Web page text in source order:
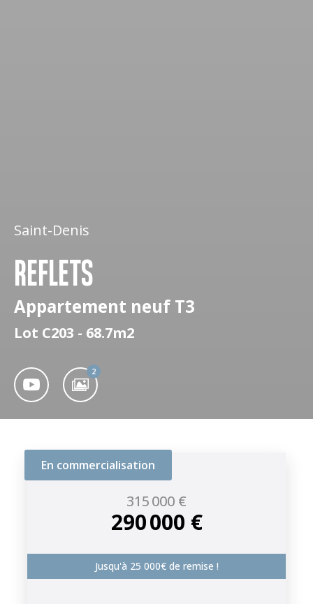
Saint-Denis
REFLETS
Appartement neuf T3
Lot C203 - 68.7m2
2
En commercialisation
315 000 €
290 000 €
Jusqu'à 25 000€ de remise !